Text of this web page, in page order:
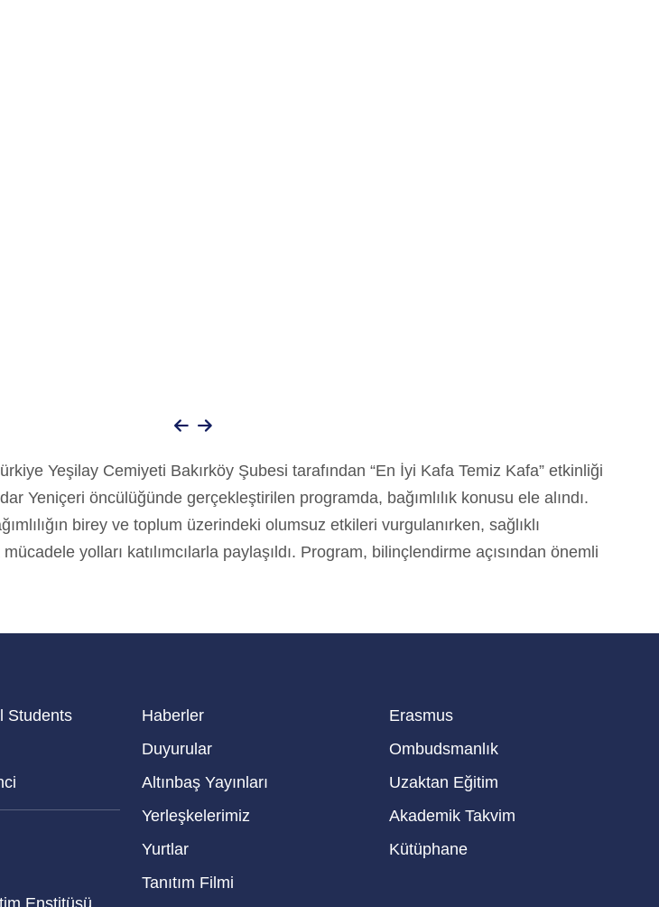
Yeşilay Cemiyeti Bakırköy Şubesi tarafından “En İyi Kafa Temiz Kafa” etkinliği
Yeniçeri öncülüğünde gerçekleştirilen programda, bağımlılık konusu ele alındı.
birey ve toplum üzerindeki olumsuz etkileri vurgulanırken, sağlıklı
yolları katılımcılarla paylaşıldı. Program, bilinçlendirme açısından önemli
Students
Enstitüsü
Haberler
Duyurular
Altınbaş Yayınları
Yerleşkelerimiz
Yurtlar
Tanıtım Filmi
Erasmus
Ombudsmanlık
Uzaktan Eğitim
Akademik Takvim
Kütüphane